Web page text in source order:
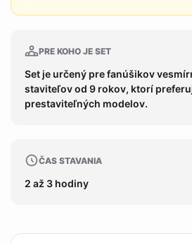
PRE KOHO JE SET
Set je určený pre fanúšikov
staviteľov od 9 rokov, ktorí
prestaviteľných modelov.
ČAS STAVANIA
2 až 3 hodiny